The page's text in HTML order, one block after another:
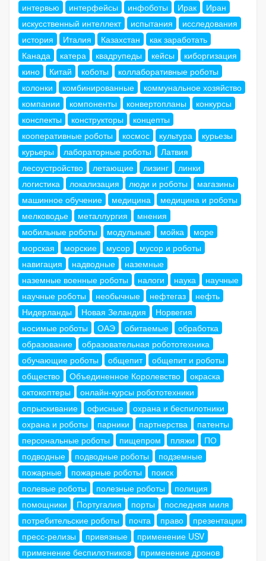
интервью
интерфейсы инфоботы Ирак
Иран
искусственный интеллект
испытания
исследования
история
Италия Казахстан
как заработать
Канада
катера квадрупеды кейсы
киборгизация
кино
Китай коботы
коллаборативные роботы
колонки
комбинированные
коммунальное хозяйство
компании
компоненты конвертопланы
конкурсы
конспекты
конструкторы
концепты
кооперативные роботы
космос культура
курьезы
курьеры
лабораторные роботы
Латвия
лесоустройство
летающие лизинг
линки
логистика
локализация люди и роботы
магазины
машинное обучение
медицина
медицина и роботы
мелководье
металлургия
мнения
мобильные роботы
модульные мойка
море
морская
морские мусор
мусор и роботы
навигация
надводные
наземные
наземные военные роботы
налоги наука
научные
научные роботы
необычные нефтегаз
нефть
Нидерланды
Новая Зеландия
Норвегия
носимые роботы
ОАЭ обитаемые
обработка
образование
образовательная робототехника
обучающие роботы
общепит
общепит и роботы
общество
Объединенное Королевство
окраска
октокоптеры
онлайн-курсы робототехники
опрыскивание
офисные
охрана и беспилотники
охрана и роботы
парники партнерства
патенты
персональные роботы
пищепром пляжи
ПО
подводные
подводные роботы
подземные
пожарные
пожарные роботы
поиск
полевые роботы
полезные роботы
полиция
помощники
Португалия порты
последняя миля
потребительские роботы
почта право
презентации
пресс-релизы
привязные
применение USV
применение беспилотников
применение дронов